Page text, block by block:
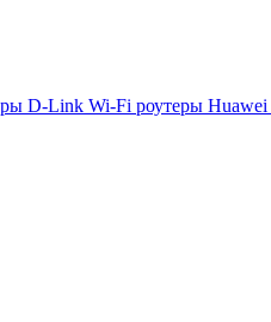
D-Link Wi-Fi роутеры Huawei